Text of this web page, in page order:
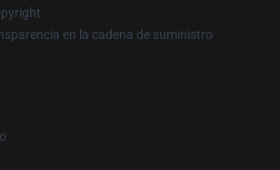
en la cadena de suministro